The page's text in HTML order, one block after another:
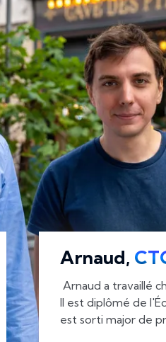
Arnaud,
Il est diplômé de
est sorti major de